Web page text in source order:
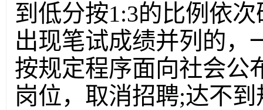
到低分按1:3的比例依
出现笔试成绩并列的，
按规定程序面向社会公
岗位，取消招聘;达不